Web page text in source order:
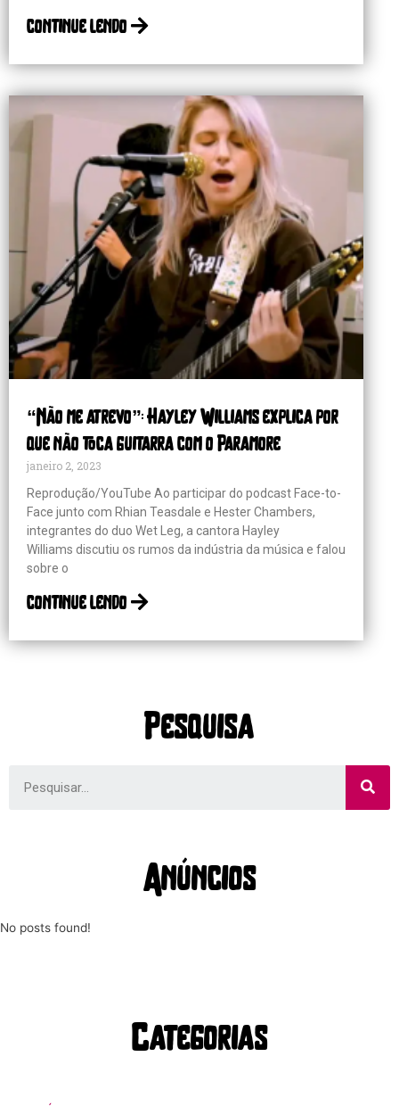
continue lendo
“Não me atrevo”: Hayley Williams explica por
que não toca guitarra com o Paramore
janeiro 2, 2023
Reprodução/YouTube Ao participar do podcast Face-to-
Face junto com Rhian Teasdale e Hester Chambers,
integrantes do duo Wet Leg, a cantora Hayley
Williams discutiu os rumos da indústria da música e falou
sobre o
continue lendo
Pesquisa
Anúncios
No posts found!
Categorias